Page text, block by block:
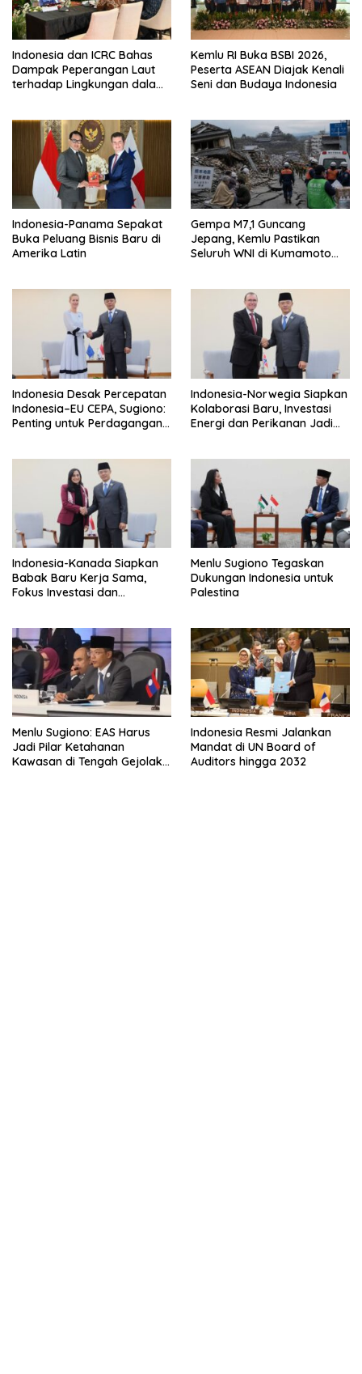
Indonesia dan ICRC Bahas
Dampak Peperangan Laut
terhadap Lingkungan dalam
Kemlu RI Buka BSBI 2026,
Peserta ASEAN Diajak Kenali
Seni dan Budaya Indonesia
Indonesia-Panama Sepakat
Buka Peluang Bisnis Baru di
Amerika Latin
Gempa M7,1 Guncang
Jepang, Kemlu Pastikan
Seluruh WNI di Kumamoto
Indonesia Desak Percepatan
Indonesia–EU CEPA, Sugiono:
Penting untuk Perdagangan
Indonesia-Norwegia Siapkan
Kolaborasi Baru, Investasi
Energi dan Perikanan Jadi
Indonesia-Kanada Siapkan
Babak Baru Kerja Sama,
Fokus Investasi dan
Menlu Sugiono Tegaskan
Dukungan Indonesia untuk
Palestina
Menlu Sugiono: EAS Harus
Jadi Pilar Ketahanan
Kawasan di Tengah Gejolak
Indonesia Resmi Jalankan
Mandat di UN Board of
Auditors hingga 2032